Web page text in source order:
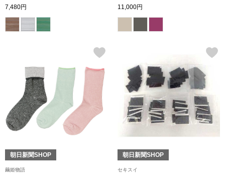
Miss Kyouko／ミスキョウコ
ランド
財布／小物
財布／コイン
革小物
ポーチ
7,480円
11,000円
朝日新聞SHOP
繭姫物語
朝日新聞SHOP
セキスイ